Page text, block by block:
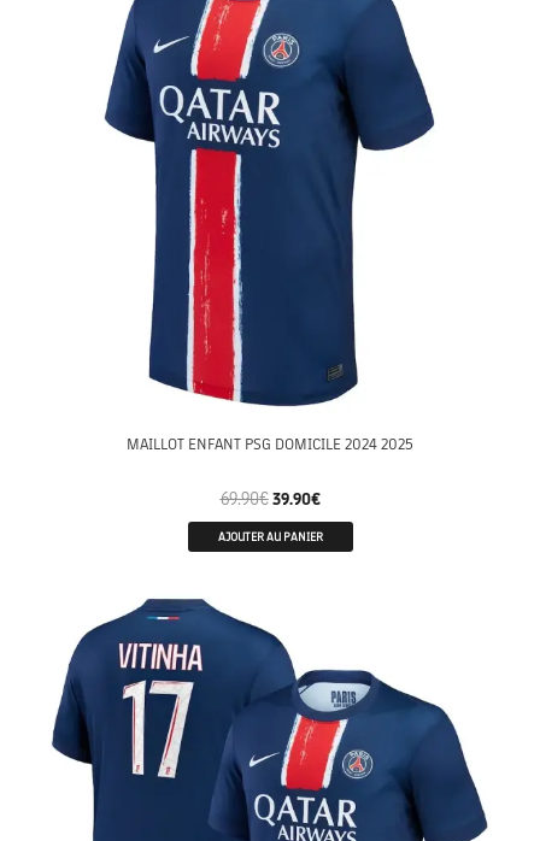
MAILLOT ENFANT PSG DOMICILE 2024 2025
69.90€ 39.90€
AJOUTER AU PANIER